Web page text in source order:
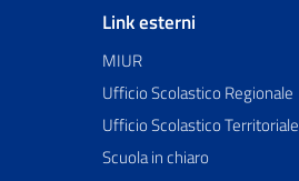
Link esterni
MIUR
Ufficio Scolastico Regionale
Ufficio Scolastico Territoriale
Scuola in chiaro